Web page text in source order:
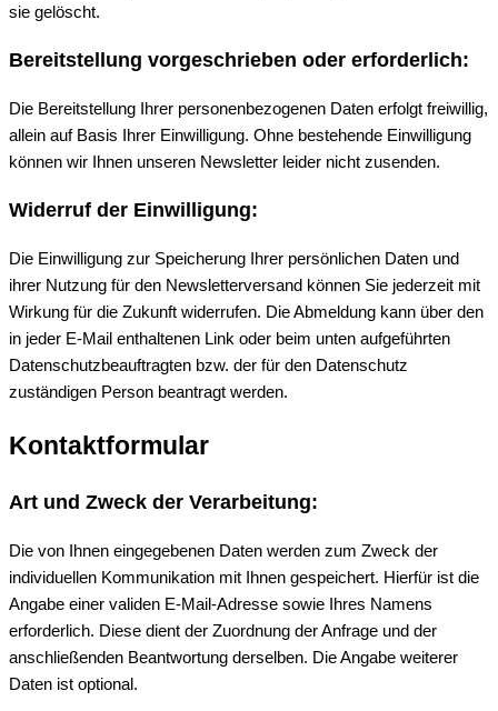
sie gelöscht.
Bereitstellung vorgeschrieben oder erforderlich:
Die Bereitstellung Ihrer personenbezogenen Daten erfolgt freiwillig,
allein auf Basis Ihrer Einwilligung. Ohne bestehende Einwilligung
können wir Ihnen unseren Newsletter leider nicht zusenden.
Widerruf der Einwilligung:
Die Einwilligung zur Speicherung Ihrer persönlichen Daten und
ihrer Nutzung für den Newsletterversand können Sie jederzeit mit
Wirkung für die Zukunft widerrufen. Die Abmeldung kann über den
in jeder E-Mail enthaltenen Link oder beim unten aufgeführten
Datenschutzbeauftragten bzw. der für den Datenschutz
zuständigen Person beantragt werden.
Kontaktformular
Art und Zweck der Verarbeitung:
Die von Ihnen eingegebenen Daten werden zum Zweck der
individuellen Kommunikation mit Ihnen gespeichert. Hierfür ist die
Angabe einer validen E-Mail-Adresse sowie Ihres Namens
erforderlich. Diese dient der Zuordnung der Anfrage und der
anschließenden Beantwortung derselben. Die Angabe weiterer
Daten ist optional.